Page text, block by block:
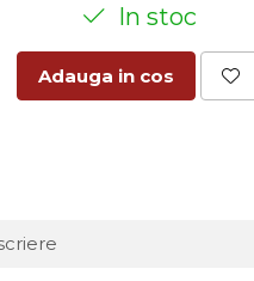
In stoc
Adauga in cos